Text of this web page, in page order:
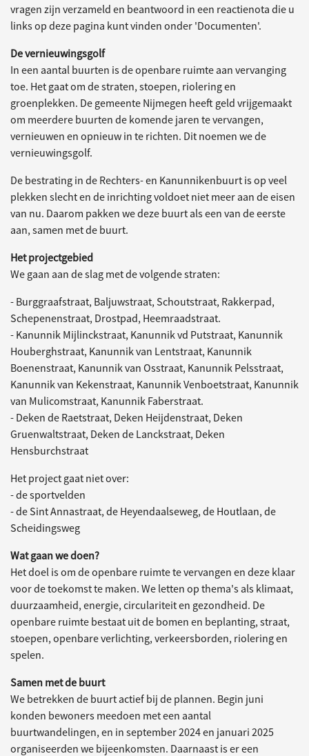
vragen zijn verzameld en beantwoord in een reactienota die u
links op deze pagina kunt vinden onder 'Documenten'.
De vernieuwingsgolf
In een aantal buurten is de openbare ruimte aan vervanging
toe. Het gaat om de straten, stoepen, riolering en
groenplekken. De gemeente Nijmegen heeft geld vrijgemaakt
om meerdere buurten de komende jaren te vervangen,
vernieuwen en opnieuw in te richten. Dit noemen we de
vernieuwingsgolf.
De bestrating in de Rechters- en Kanunnikenbuurt is op veel
plekken slecht en de inrichting voldoet niet meer aan de eisen
van nu. Daarom pakken we deze buurt als een van de eerste
aan, samen met de buurt.
Het projectgebied
We gaan aan de slag met de volgende straten:
- Burggraafstraat, Baljuwstraat, Schoutstraat, Rakkerpad,
Schepenenstraat, Drostpad, Heemraadstraat.
- Kanunnik Mijlinckstraat, Kanunnik vd Putstraat, Kanunnik
Houberghstraat, Kanunnik van Lentstraat, Kanunnik
Boenenstraat, Kanunnik van Osstraat, Kanunnik Pelsstraat,
Kanunnik van Kekenstraat, Kanunnik Venboetstraat, Kanunnik
van Mulicomstraat, Kanunnik Faberstraat.
- Deken de Raetstraat, Deken Heijdenstraat, Deken
Gruenwaltstraat, Deken de Lanckstraat, Deken
Hensburchstraat
Het project gaat niet over:
- de sportvelden
- de Sint Annastraat, de Heyendaalseweg, de Houtlaan, de
Scheidingsweg
Wat gaan we doen?
Het doel is om de openbare ruimte te vervangen en deze klaar
voor de toekomst te maken. We letten op thema's als klimaat,
duurzaamheid, energie, circulariteit en gezondheid. De
openbare ruimte bestaat uit de bomen en beplanting, straat,
stoepen, openbare verlichting, verkeersborden, riolering en
spelen.
Samen met de buurt
We betrekken de buurt actief bij de plannen. Begin juni
konden bewoners meedoen met een aantal
buurtwandelingen, en in september 2024 en januari 2025
organiseerden we bijeenkomsten. Daarnaast is er een